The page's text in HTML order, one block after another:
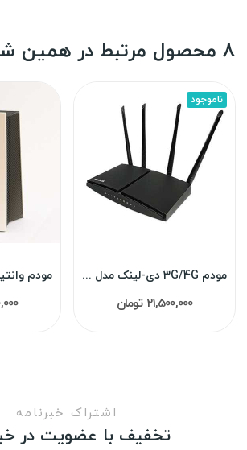
8 محصول مرتبط در همین شاخه:
ناموجود
مودم 3G/4G دی-لینک مدل M921 استوک
21,500,000 تومان
اشتراک خبرنامه
تخفیف با عضویت در